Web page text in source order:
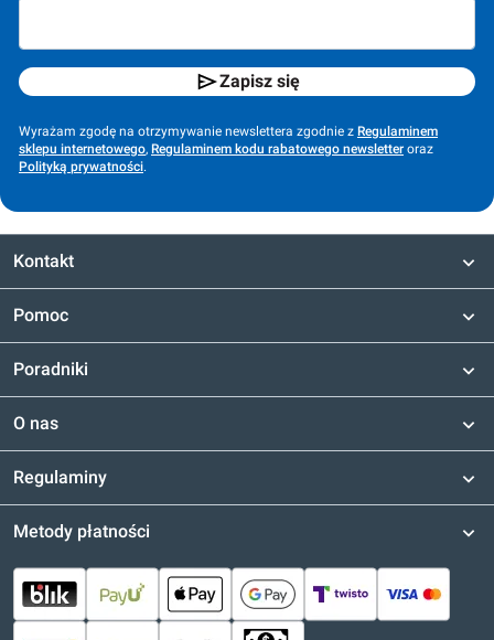
Zapisz się
Wyrażam zgodę na otrzymywanie newslettera zgodnie z Regulaminem
sklepu internetowego, Regulaminem kodu rabatowego newsletter oraz
Polityką prywatności.
Kontakt
Pomoc
Poradniki
O nas
Regulaminy
Metody płatności